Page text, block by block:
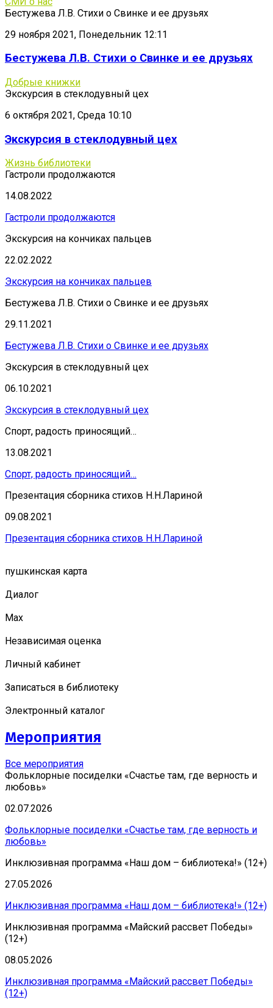
Бестужева Л.В. Стихи о Свинке и ее друзьях
29 ноября 2021, Понедельник 12:11
Бестужева Л.В. Стихи о Свинке и ее друзьях
Добрые книжки
Экскурсия в стеклодувный цех
6 октября 2021, Среда 10:10
Экскурсия в стеклодувный цех
Жизнь библиотеки
Гастроли продолжаются
14.08.2022
Гастроли продолжаются
Экскурсия на кончиках пальцев
22.02.2022
Экскурсия на кончиках пальцев
Бестужева Л.В. Стихи о Свинке и ее друзьях
29.11.2021
Бестужева Л.В. Стихи о Свинке и ее друзьях
Экскурсия в стеклодувный цех
06.10.2021
Экскурсия в стеклодувный цех
Спорт, радость приносящий…
13.08.2021
Спорт, радость приносящий…
Презентация сборника стихов Н.Н.Лариной
09.08.2021
Презентация сборника стихов Н.Н.Лариной
пушкинская карта
Диалог
Мах
Независимая оценка
Личный кабинет
Записаться в библиотеку
Электронный каталог
Мероприятия
Все мероприятия
Фольклорные посиделки «Счастье там, где верность и
любовь»
02.07.2026
Фольклорные посиделки «Счастье там, где верность и
любовь»
Инклюзивная программа «Наш дом – библиотека!» (12+)
27.05.2026
Инклюзивная программа «Наш дом – библиотека!» (12+)
Инклюзивная программа «Майский рассвет Победы»
(12+)
08.05.2026
Инклюзивная программа «Майский рассвет Победы»
(12+)